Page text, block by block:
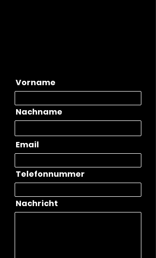
Vorname
Nachname
Email
Telefonnummer
Nachricht